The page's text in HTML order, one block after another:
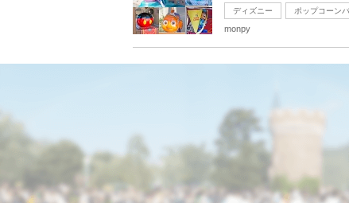
ディズニー ポップコーン
monpy